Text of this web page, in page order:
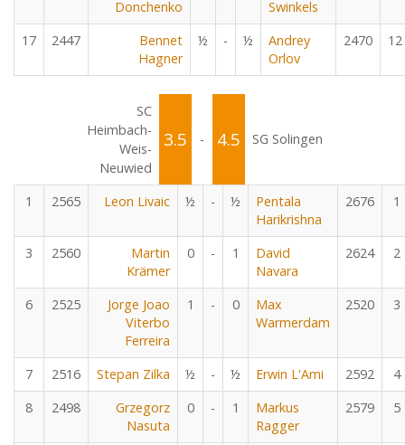
Donchenko
Swinkels
17 2447
Bennet
Hagner
½ - ½
Andrey
Orlov
2470 12
SC
Heimbach-
Weis-
Neuwied
3.5 - 4.5 SG Solingen
1 2565 Leon Livaic ½ - ½
Pentala
Harikrishna
2676 1
3 2560
Martin
Krämer
0 - 1
David
Navara
2624 2
6 2525
Jorge Joao
Viterbo
Ferreira
1 - 0
Max
Warmerdam
2520 3
7 2516 Stepan Zilka ½ - ½ Erwin L'Ami 2592
4
8
2498
Grzegorz
Nasuta
0 - 1
Markus
Ragger
2579 5